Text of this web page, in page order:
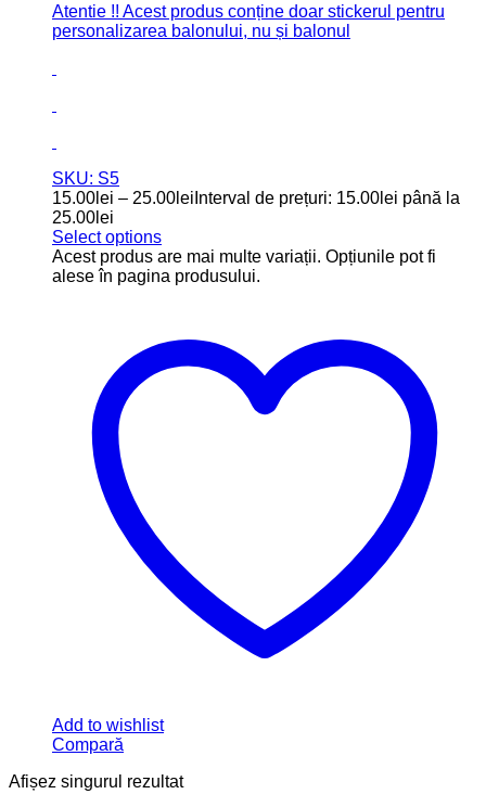
Atentie !! Acest produs conține doar stickerul pentru
personalizarea balonului, nu și balonul
SKU: S5
15.00 lei – 25.00 lei Interval de prețuri: 15.00lei până la
25.00lei
Select options
Acest produs are mai multe variații. Opțiunile pot fi
alese în pagina produsului.
Add to wishlist
Compară
Afișez singurul rezultat